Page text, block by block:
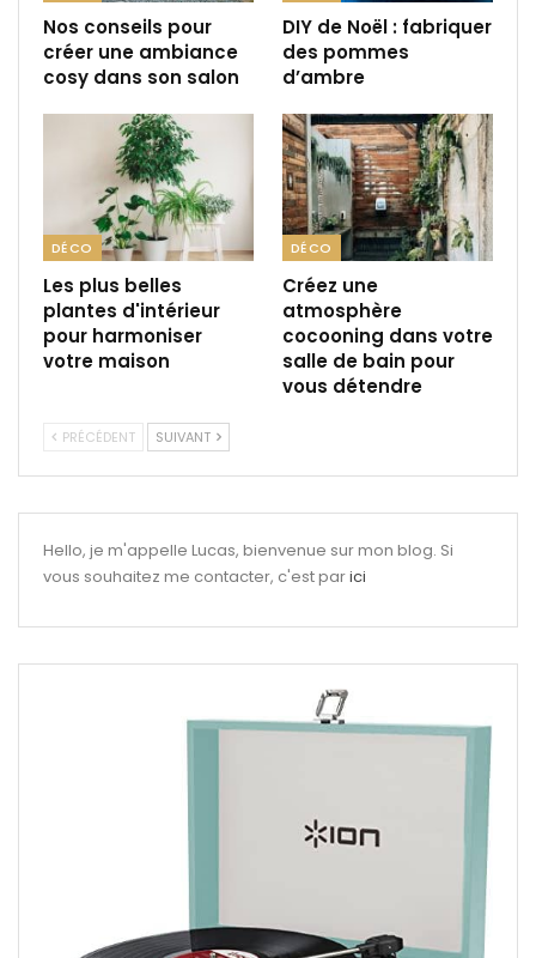
Nos conseils pour
créer une ambiance
cosy dans son salon
DIY de Noël : fabriquer
des pommes
d’ambre
DÉCO
Les plus belles
plantes d'intérieur
pour harmoniser
votre maison
DÉCO
Créez une
atmosphère
cocooning dans votre
salle de bain pour
vous détendre
PRÉCÉDENT SUIVANT
Hello, je m'appelle Lucas, bienvenue sur mon blog. Si
vous souhaitez me contacter, c'est parici